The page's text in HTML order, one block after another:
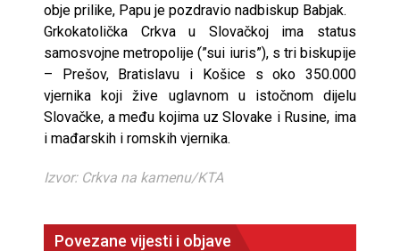
obje prilike, Papu je pozdravio nadbiskup Babjak.
Grkokatolička Crkva u Slovačkoj ima status
samosvojne metropolije (”sui iuris”), s tri biskupije
– Prešov, Bratislavu i Košice s oko 350.000
vjernika koji žive uglavnom u istočnom dijelu
Slovačke, a među kojima uz Slovake i Rusine, ima
i mađarskih i romskih vjernika.
Izvor: Crkva na kamenu/KTA
Povezane vijesti i objave